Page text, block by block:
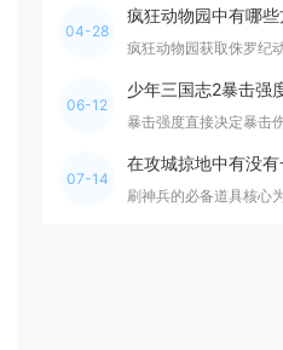
04-28
06-12
少年三国志2暴击强
07-14